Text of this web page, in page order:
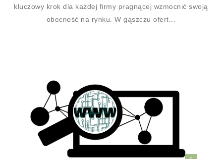
kluczowy krok dla każdej firmy pragnącej wzmocnić swoją
obecność na rynku. W gąszczu ofert...